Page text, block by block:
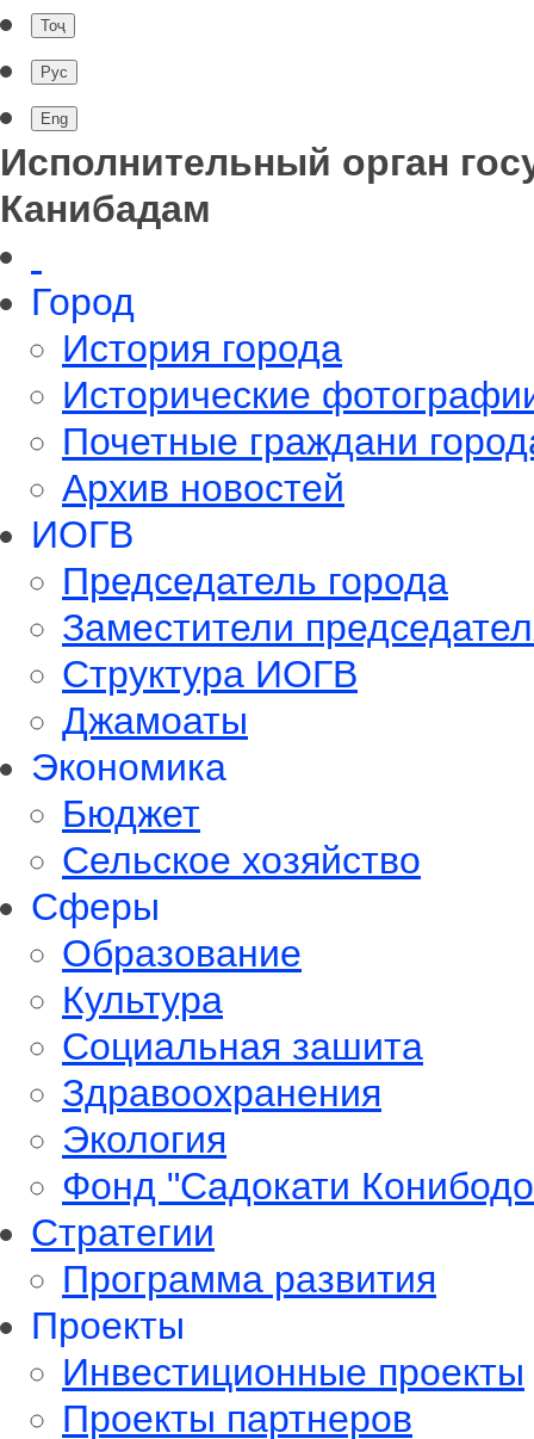
Исполнительный орган
Канибадам
Город
История города
Исторические
Почетные граждани
Архив новостей
ИОГВ
Председатель города
Заместители
Структура ИОГВ
Джамоаты
Экономика
Бюджет
Сельское хозяйство
Сферы
Обрaзование
Культура
Социальная зашита
Здравоохранения
Экология
Фонд "Садокати
Стратегии
Программа развития
Проекты
Инвестиционные проекты
Проекты партнеров